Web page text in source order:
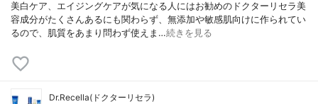
美白ケア、エイジングケアが気になる人にはお勧めのドクターリセラ美
容成分がたくさんあるにも関わらず、無添加や敏感肌向けに作られてい
るので、肌質をあまり問わず使えま…続きを見る
Dr.Recella(ドクターリセラ)